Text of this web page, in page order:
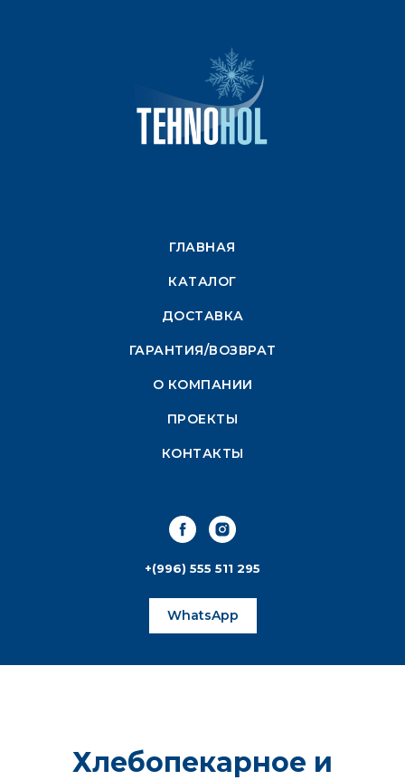
ГЛАВНАЯ
КАТАЛОГ
ДОСТАВКА
ГАРАНТИЯ/ВОЗВРАТ
О КОМПАНИИ
ПРОЕКТЫ
КОНТАКТЫ
+(996) 555 511 295
WhatsApp
Хлебопекарное и